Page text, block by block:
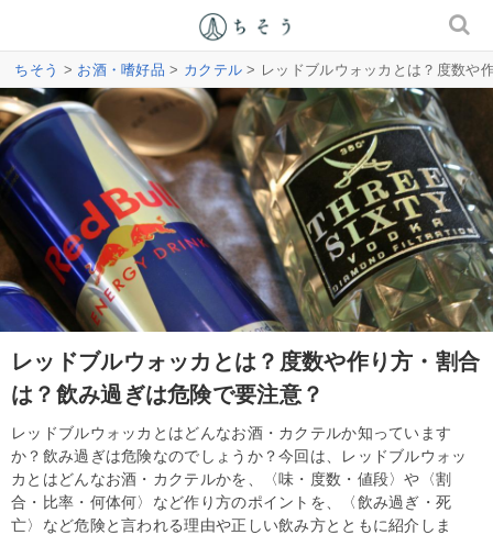
ちそう > お酒・嗜好品 > カクテル > レッドブルウォッカとは？度数や
レッドブルウォッカとは？度数や作り方・割合
は？飲み過ぎは危険で要注意？
レッドブルウォッカとはどんなお酒・カクテルか知っています
か？飲み過ぎは危険なのでしょうか？今回は、レッドブルウォッ
カとはどんなお酒・カクテルかを、〈味・度数・値段〉や〈割
合・比率・何体何〉など作り方のポイントを、〈飲み過ぎ・死
亡〉など危険と言われる理由や正しい飲み方とともに紹介しま